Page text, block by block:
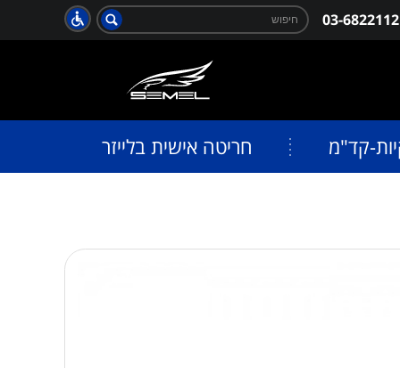
חפש:
חיפוש
03-6822112
קד"מ חריטה אישית בלייזר